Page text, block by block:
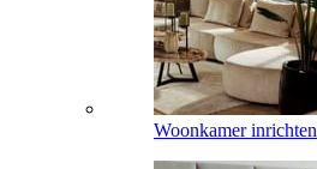
Woonkamer inrichten